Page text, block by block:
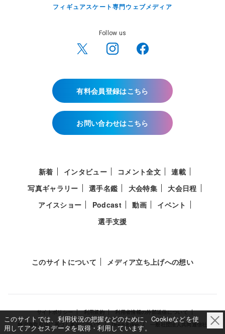
フィギュアスケート専門ウェブメディア
Follow us
有料会員登録はこちら
お問い合わせはこちら
新着 インタビュー コメント全文
連載
写真ギャラリー
選手名鑑 大会特集
大会日程
アイスショー
Podcast 動画
イベント
選手支援
このサイトについて メディア立ち上げへの想い
サイトポリシー 利用規約
利用者情報の外部送信について
特定商取引法に基づく表示について
Deep Edge 一般社団法人共同通信社
このサイトでは、利用状況の把握などのために、Cookieなどを使
用してアクセスデータを取得・利用しています。